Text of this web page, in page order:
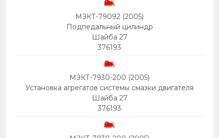
МЗКТ-79092 (2005)
Подпедальный цилиндр
Шайба 27
376193
МЗКТ-7930-200 (2005)
Установка агрегатов системы смазки двигателя
Шайба 27
376193